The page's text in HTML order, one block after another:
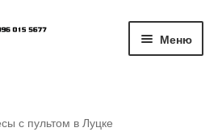
Меню
с пультом в Луцке